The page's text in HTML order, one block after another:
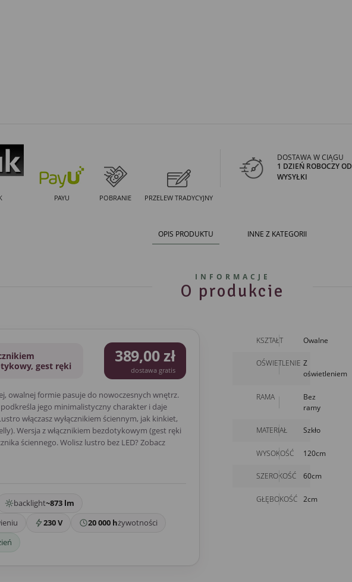
PAYU POBRANIE PRZELEW TRADYCYJNY
DOSTAWA W CIĄGU
1 DZIEŃ ROBOCZY OD
WYSYŁKI
OPIS PRODUKTU INNE Z KATEGORII
INFORMACJE
O produkcie
gest ręki
389,00 zł
dostawa gratis
owalnej formie pasuje do nowoczesnych wnętrz.
jego minimalistyczny charakter i daje
włączasz wyłącznikiem ściennym, jak kinkiet,
Wersja z włącznikiem bezdotykowym (gest ręki
ściennego. Wolisz lustro bez LED? Zobacz
backlight~873 lm
230 V 20 000 hżywotności
KSZTAŁT Owalne
OŚWIETLENIE Z
oświetleniem
RAMA
Bez
ramy
MATERIAŁ Szkło
WYSOKOŚĆ 120cm
SZEROKOŚĆ 60cm
GŁĘBOKOŚĆ 2cm